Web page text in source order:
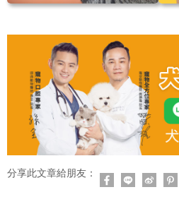
分享此文章給朋友：